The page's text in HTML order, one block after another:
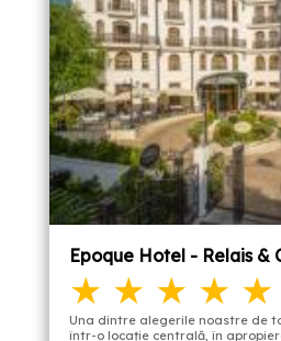
Epoque Hotel - Relais &
★ ★ ★ ★ ★
Una dintre alegerile noastre de
într-o locație centrală, în